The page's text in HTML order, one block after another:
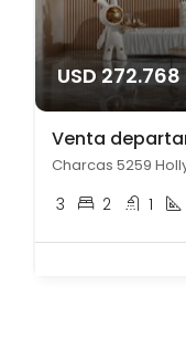
USD 272.768
3 2 1